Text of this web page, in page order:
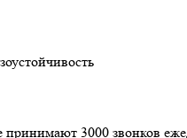
принимают 3000 звонков